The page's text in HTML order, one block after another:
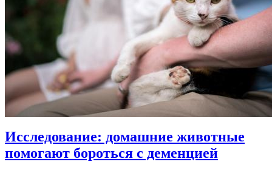
Исследование: домашние животные
помогают бороться с деменцией